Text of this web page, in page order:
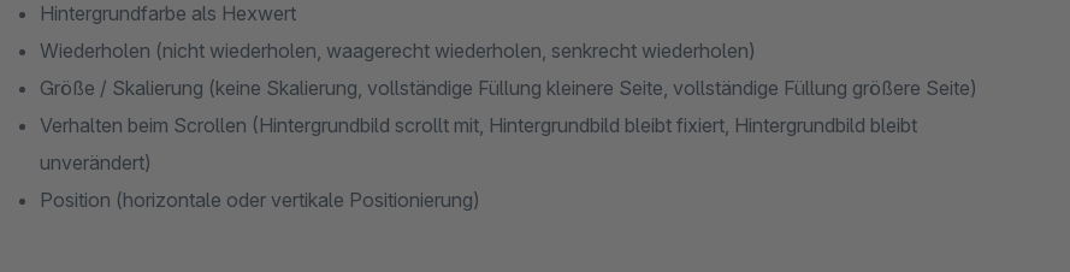
Hintergrundfarbe als Hexwert
Wiederholen (nicht wiederholen, waagerecht wiederholen, senkrecht wiederholen)
Größe / Skalierung (keine Skalierung, vollständige Füllung kleinere Seite, vollständige Füllung größere Seite)
Verhalten beim Scrollen (Hintergrundbild scrollt mit, Hintergrundbild bleibt fixiert, Hintergrundbild bleibt
unverändert)
Position (horizontale oder vertikale Positionierung)